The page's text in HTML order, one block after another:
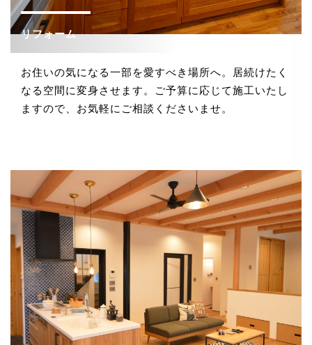
リフォーム
お住いの気になる一部を愛すべき場所へ。居続けたく
なる空間に変身させます。ご予算に応じて施工いたし
ますので、お気軽にご相談くださいませ。